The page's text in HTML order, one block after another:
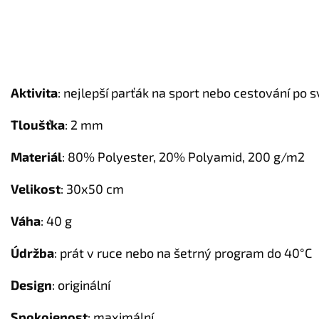
Aktivita: nejlepší parťák na sport nebo cestování po
Tloušťka: 2 mm
Materiál: 80% Polyester, 20% Polyamid, 200 g/m2
Velikost: 30x50 cm
Váha: 40 g
Údržba: prát v ruce nebo na šetrný program do 40°C
Design: originální